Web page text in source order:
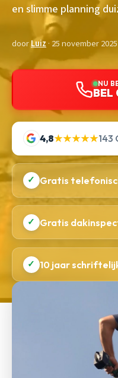
en slimme planning
doorLuiz · 25 november 2025
NU
BEL
4,8★★★★★143
✓ Gratis
✓ Gratis
✓ 10 jaar